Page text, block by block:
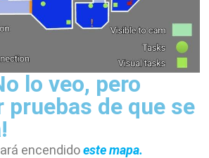
lo veo, pero
pruebas de que se
encendido este mapa.